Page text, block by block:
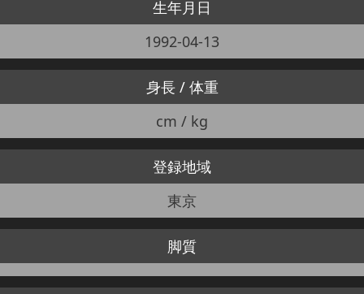
生年月日
1992-04-13
身長 / 体重
cm / kg
登録地域
東京
脚質